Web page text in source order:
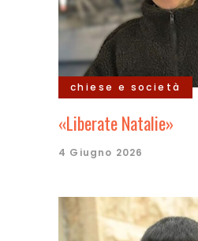
chiese e società
«Liberate Natalie»
4 Giugno 2026